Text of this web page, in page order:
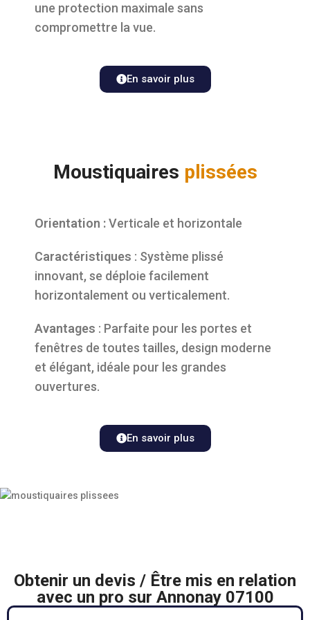
une protection maximale sans
compromettre la vue.
En savoir plus
Moustiquaires plissées
Orientation :Verticale et horizontale
Caractéristiques : Système plissé
innovant, se déploie facilement
horizontalement ou verticalement.
Avantages : Parfaite pour les portes et
fenêtres de toutes tailles, design moderne
et élégant, idéale pour les grandes
ouvertures.
En savoir plus
Obtenir un devis / Être mis en relation
avec un pro sur Annonay 07100